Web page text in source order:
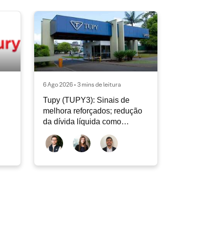
6 Ago 2026 • 3 mins de leitura
Tupy (TUPY3): Sinais de
melhora reforçados; redução
da dívida líquida como
destaque positivo; revisão do
2T26